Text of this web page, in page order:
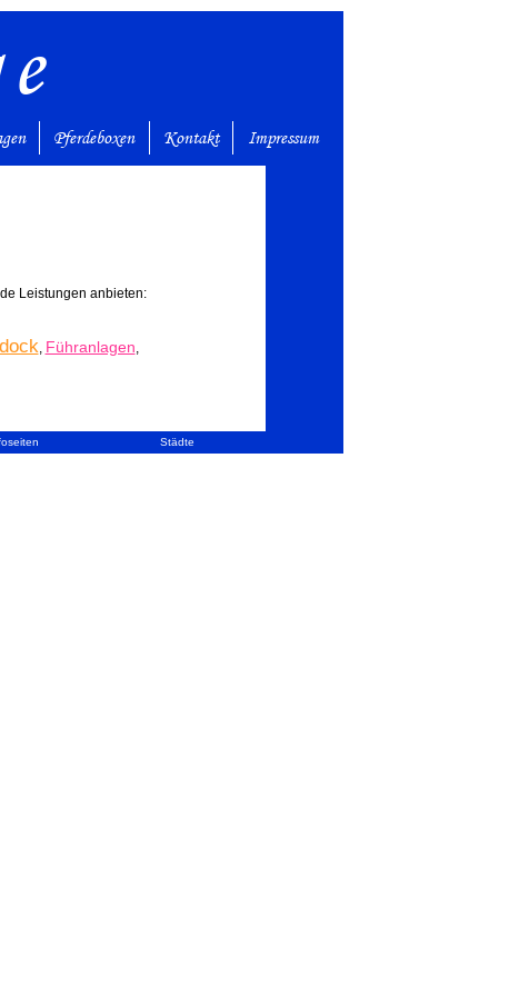
Pferdeboxen Kontakt Impressum
Leistungen anbieten:
Führanlagen
Städte